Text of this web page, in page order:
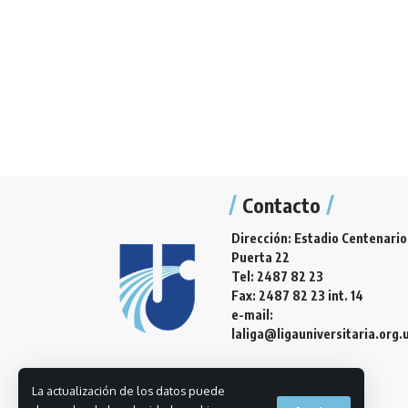
La actualización de los datos puede
Contacto
Dirección: Estadio Centenario
Puerta 22
Tel: 2487 82 23
Fax: 2487 82 23 int. 14
e-mail: